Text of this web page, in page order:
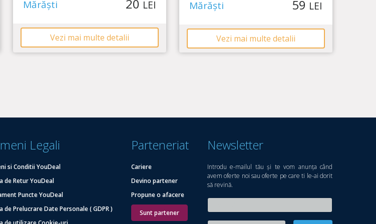
5
Mărăști 20 LEI
Vezi mai multe detalii
Mărăști 59 LEI
Vezi mai multe detalii
Legali
si Conditii YouDeal
de Retur YouDeal
Puncte YouDeal
de Prelucrare Date Personale ( GDPR )
Parteneriat
Cariere
Devino partener
Propune o afacere
Sunt partener
Newsletter
Introdu e-mailul tău și te vom anunța când
avem oferte noi sau oferte pe care ti le-ai dorit
să revină.